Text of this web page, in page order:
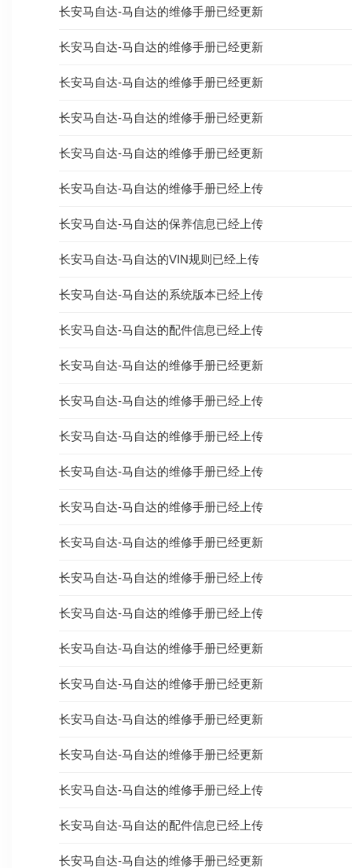
长安马自达-马自达的维修手册已经更新
长安马自达-马自达的维修手册已经更新
长安马自达-马自达的维修手册已经更新
长安马自达-马自达的维修手册已经更新
长安马自达-马自达的维修手册已经更新
长安马自达-马自达的维修手册已经上传
长安马自达-马自达的保养信息已经上传
长安马自达-马自达的VIN规则已经上传
长安马自达-马自达的系统版本已经上传
长安马自达-马自达的配件信息已经上传
长安马自达-马自达的维修手册已经更新
长安马自达-马自达的维修手册已经上传
长安马自达-马自达的维修手册已经上传
长安马自达-马自达的维修手册已经上传
长安马自达-马自达的维修手册已经上传
长安马自达-马自达的维修手册已经更新
长安马自达-马自达的维修手册已经上传
长安马自达-马自达的维修手册已经上传
长安马自达-马自达的维修手册已经更新
长安马自达-马自达的维修手册已经更新
长安马自达-马自达的维修手册已经更新
长安马自达-马自达的维修手册已经更新
长安马自达-马自达的维修手册已经上传
长安马自达-马自达的配件信息已经上传
长安马自达-马自达的维修手册已经更新